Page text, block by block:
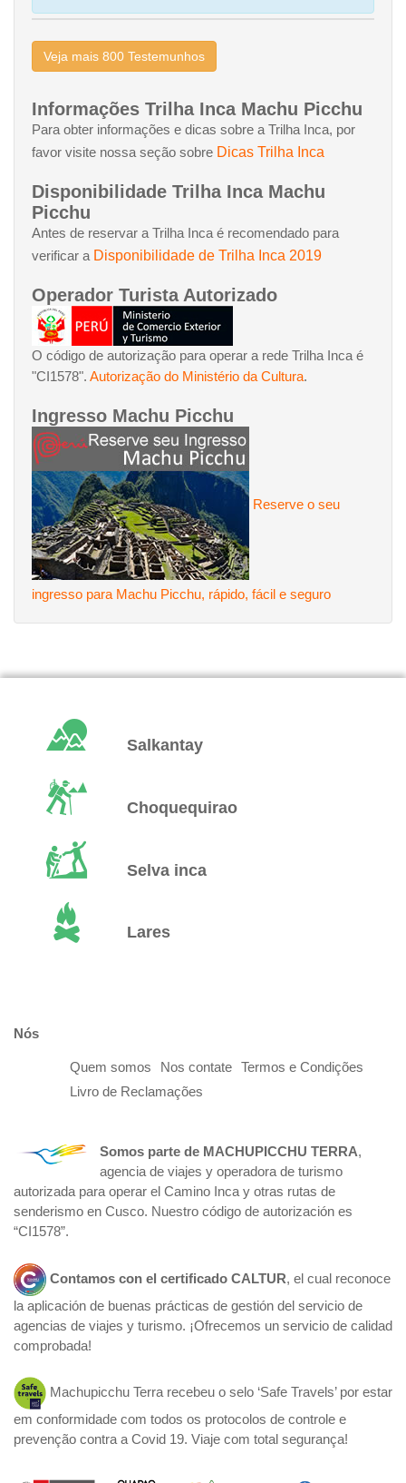
Veja mais 800 Testemunhos
Informações Trilha Inca Machu Picchu
Para obter informações e dicas sobre a Trilha Inca, por
favor visite nossa seção sobre Dicas Trilha Inca
Disponibilidade Trilha Inca Machu
Picchu
Antes de reservar a Trilha Inca é recomendado para
verificar a Disponibilidade de Trilha Inca 2019
Operador Turista Autorizado
O código de autorização para operar a rede Trilha Inca é
"CI1578". Autorização do Ministério da Cultura.
Ingresso Machu Picchu
Reserve o seu
ingresso para Machu Picchu, rápido, fácil e seguro
Salkantay
Choquequirao
Selva inca
Lares
Nós
Quem somos Nos contate
Termos e Condições
Livro de Reclamações
Somos parte de MACHUPICCHU TERRA,
agencia de viajes y operadora de turismo
autorizada para operar el Camino Inca y otras rutas de
senderismo en Cusco. Nuestro código de autorización es
“CI1578”.
Contamos con el certificado CALTUR, el cual reconoce
la aplicación de buenas prácticas de gestión del servicio de
agencias de viajes y turismo. ¡Ofrecemos un servicio de calidad
comprobada!
Machupicchu Terra recebeu o selo ‘Safe Travels’ por estar
em conformidade com todos os protocolos de controle e
prevenção contra a Covid 19. Viaje com total segurança!